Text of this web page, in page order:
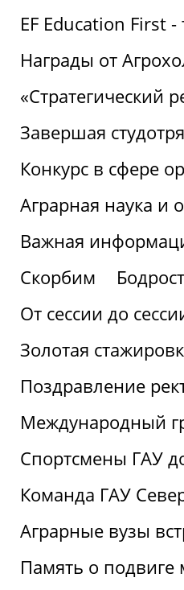
EF Education First -
Награды от
«Стратегический
Завершая
Конкурс в сфере
Аграрная наука и
Важная
Скорбим
От сессии до
Золотая
Поздравление
Международный
Спортсмены ГАУ
Команда ГАУ
Аграрные вузы
Память о